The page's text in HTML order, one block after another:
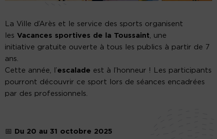
La Ville d’Arès et le service des sports organisent
les Vacances sportives de la Toussaint, une
initiative gratuite ouverte à tous les publics à partir de 7
ans.
Cette année, l’escalade est à l’honneur ! Les participants
pourront découvrir ce sport lors de séances encadrées
par des professionnels.
📅
Du 20 au 31 octobre 2025